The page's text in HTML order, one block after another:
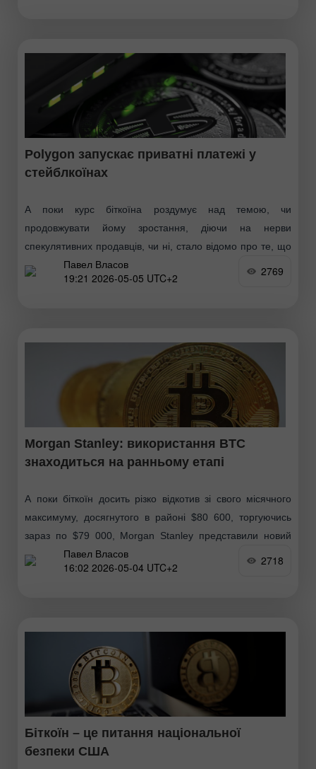
Polygon запускає приватні платежі у
стейблкоїнах
А поки курс біткоїна роздумує над темою, чи
продовжувати йому зростання, діючи на нерви
спекулятивних продавців, чи ні, стало відомо про те, що
Polygon запускає приватні платежі в стейблкоїнах.
Впровадження
Павел Власов
19:21 2026-05-05 UTC+2
2769
Morgan Stanley: використання BTC
знаходиться на ранньому етапі
А поки біткоїн досить різко відкотив зі свого місячного
максимуму, досягнутого в районі $80 600, торгуючись
зараз по $79 000, Morgan Stanley представили новий
огляд, присвячений поточному стану прийняття біткоїна
Павел Власов
16:02 2026-05-04 UTC+2
2718
Біткоїн – це питання національної
безпеки США